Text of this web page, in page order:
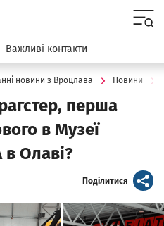
wroclaw.pl
Важливі контакти
новини з Вроцлава Новини
перша
в Музеї
в Олаві?
Поділитися artykuł